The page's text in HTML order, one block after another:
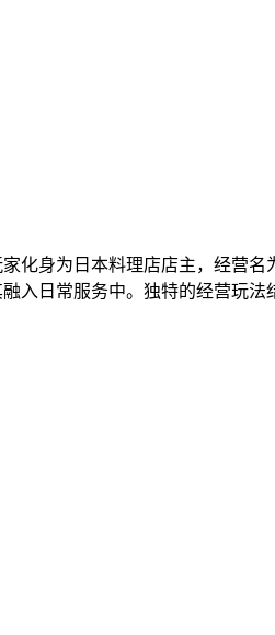
身为日本料理店店主，经营
入日常服务中。独特的经营玩